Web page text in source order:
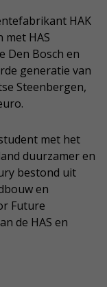
HAK
met HAS
Den Bosch en
generatie van
Steenbergen,
met het
duurzamer en
bestond uit
en
Future
de HAS en